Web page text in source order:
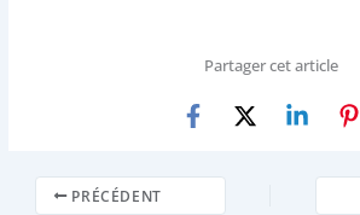
Partager cet article
PRÉCÉDENT